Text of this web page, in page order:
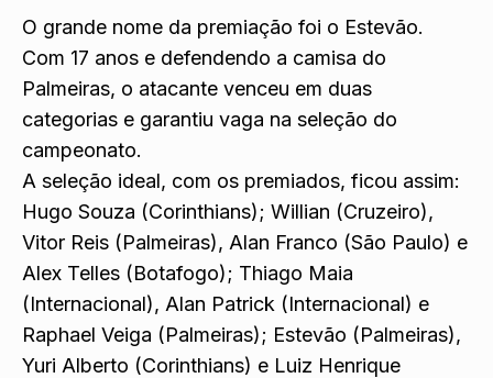
O grande nome da premiação foi o Estevão.
Com 17 anos e defendendo a camisa do
Palmeiras, o atacante venceu em duas
categorias e garantiu vaga na seleção do
campeonato.
A seleção ideal, com os premiados, ficou assim:
Hugo Souza (Corinthians); Willian (Cruzeiro),
Vitor Reis (Palmeiras), Alan Franco (São Paulo) e
Alex Telles (Botafogo); Thiago Maia
(Internacional), Alan Patrick (Internacional) e
Raphael Veiga (Palmeiras); Estevão (Palmeiras),
Yuri Alberto (Corinthians) e Luiz Henrique